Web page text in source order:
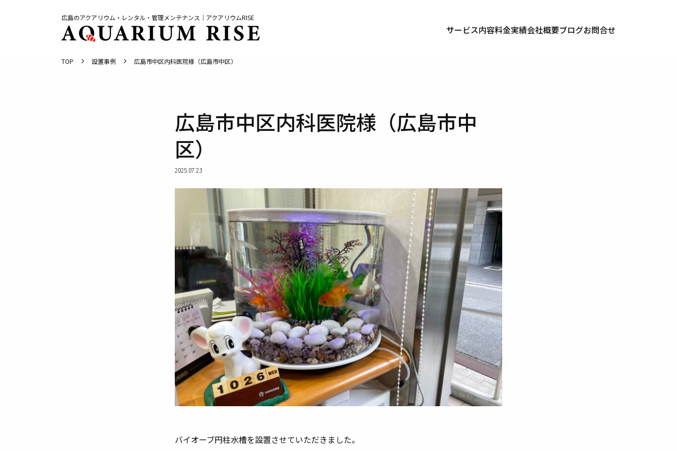
広島のアクアリウム・レンタル・管理メンテナンス｜ アクアリウムRISE
サービス内容料金実績会社概要ブログお問合せ
TOP 設置事例 広島市中区内科医院様（広島市中区）
広島市中区内科医院様（広島市中
区）
2025.07.23
バイオーブ円柱水槽を設置させていただきました。